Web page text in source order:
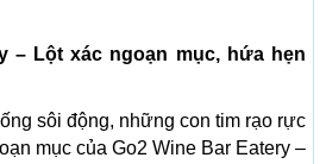
– Lột xác ngoạn mục, hứa hẹn
sôi động, những con tim rạo rực
mục của Go2 Wine Bar Eatery –